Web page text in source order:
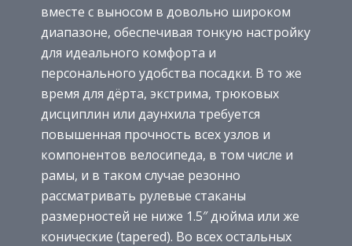
вместе с выносом в довольно широком
диапазоне, обеспечивая тонкую настройку
для идеального комфорта и
персонального удобства посадки. В то же
время для дёрта, экстрима, трюковых
дисциплин или даунхила требуется
повышенная прочность всех узлов и
компонентов велосипеда, в том числе и
рамы, и в таком случае резонно
рассматривать рулевые стаканы
размерностей не ниже 1.5″ дюйма или же
конические (tapered). Во всех остальных